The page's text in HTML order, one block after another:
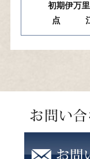
初期伊
点 江